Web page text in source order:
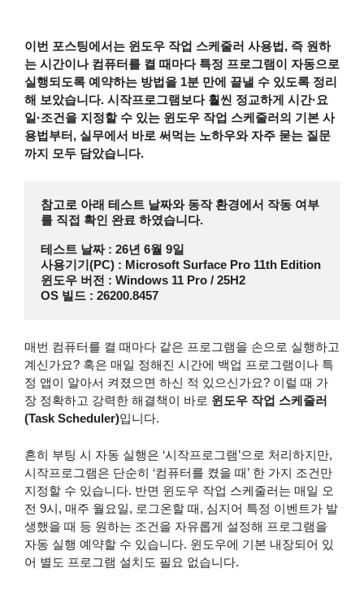
이번 포스팅에서는 윈도우 작업 스케줄러 사용법, 즉 원하
는 시간이나 컴퓨터를 켤 때마다 특정 프로그램이 자동으로
실행되도록 예약하는 방법을 1분 만에 끝낼 수 있도록 정리
해 보았습니다. 시작프로그램보다 훨씬 정교하게 시간·요
일·조건을 지정할 수 있는 윈도우 작업 스케줄러의 기본 사
용법부터, 실무에서 바로 써먹는 노하우와 자주 묻는 질문
까지 모두 담았습니다.
참고로 아래 테스트 날짜와 동작 환경에서 작동 여부
를 직접 확인 완료 하였습니다.
테스트 날짜 : 26년 6월 9일
사용기기(PC) : Microsoft Surface Pro 11th Edition
윈도우 버전 : Windows 11 Pro / 25H2
OS 빌드 : 26200.8457
매번 컴퓨터를 켤 때마다 같은 프로그램을 손으로 실행하고
계신가요? 혹은 매일 정해진 시간에 백업 프로그램이나 특
정 앱이 알아서 켜졌으면 하신 적 있으신가요? 이럴 때 가
장 정확하고 강력한 해결책이 바로 윈도우 작업 스케줄러
(Task Scheduler)입니다.
흔히 부팅 시 자동 실행은 ‘시작프로그램’으로 처리하지만,
시작프로그램은 단순히 ‘컴퓨터를 켰을 때’ 한 가지 조건만
지정할 수 있습니다. 반면 윈도우 작업 스케줄러는 매일 오
전 9시, 매주 월요일, 로그온할 때, 심지어 특정 이벤트가 발
생했을 때 등 원하는 조건을 자유롭게 설정해 프로그램을
자동 실행 예약할 수 있습니다. 윈도우에 기본 내장되어 있
어 별도 프로그램 설치도 필요 없습니다.